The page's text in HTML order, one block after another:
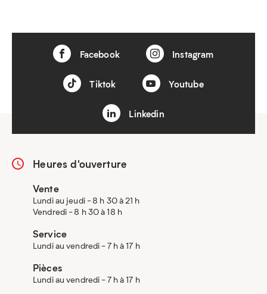
Facebook Instagram
Tiktok Youtube
Linkedin
Heures d'ouverture
Vente
Lundi au jeudi - 8 h 30 à 21 h
Vendredi - 8 h 30 à 18 h
Service
Lundi au vendredi - 7 h à 17 h
Pièces
Lundi au vendredi - 7 h à 17 h